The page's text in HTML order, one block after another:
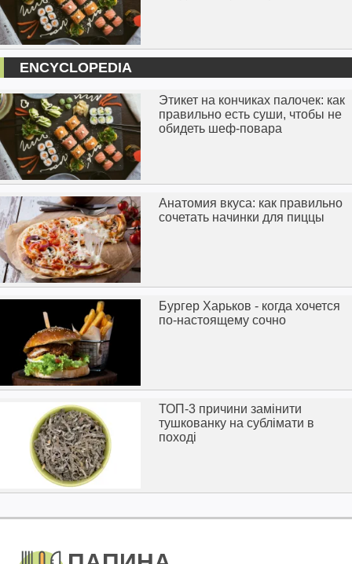
ENCYCLOPEDIA
Этикет на кончиках палочек: как
правильно есть суши, чтобы не
обидеть шеф-повара
Анатомия вкуса: как правильно
сочетать начинки для пиццы
Бургер Харьков - когда хочется
по-настоящему сочно
ТОП-3 причини замінити
тушкованку на сублімати в
поході